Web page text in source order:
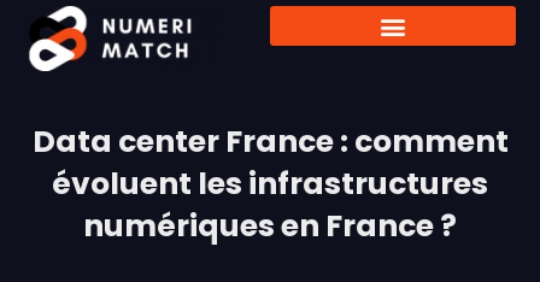
Data center France : comment
évoluent les infrastructures
numériques en France ?